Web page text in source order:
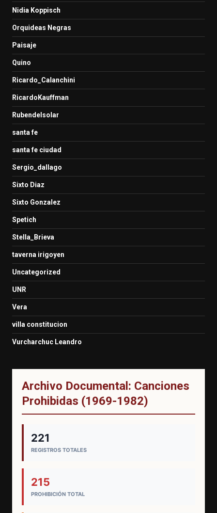
Nidia Koppisch
Orquideas Negras
Paisaje
Quino
Ricardo_Calanchini
RicardoKauffman
Rubendelsolar
santa fe
santa fe ciudad
Sergio_dallago
Sixto Diaz
Sixto Gonzalez
Spetich
Stella_Brieva
taverna irigoyen
Uncategorized
UNR
Vera
villa constitucion
Vurcharchuc Leandro
Archivo Documental: Canciones
Prohibidas (1969-1982)
221
REGISTROS TOTALES
215
PROHIBICIÓN TOTAL